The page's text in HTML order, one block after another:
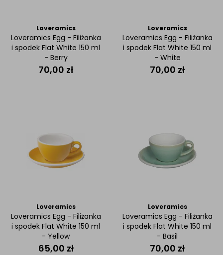
Loveramics
Loveramics Egg - Filiżanka
i spodek Flat White 150 ml
- Berry
70,00 zł
Loveramics
Loveramics Egg - Filiżanka
i spodek Flat White 150 ml
- White
70,00 zł
Loveramics
Loveramics Egg - Filiżanka
i spodek Flat White 150 ml
- Yellow
65,00 zł
Loveramics
Loveramics Egg - Filiżanka
i spodek Flat White 150 ml
- Basil
70,00 zł